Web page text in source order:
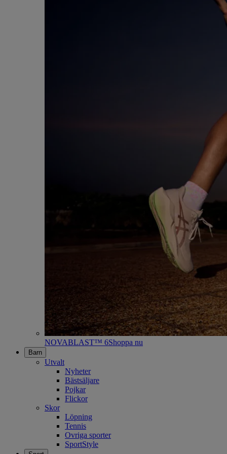
NOVABLAST™ 6Shoppa nu
Barn
Utvalt
Nyheter
Bästsäljare
Pojkar
Flickor
Skor
Löpning
Tennis
Ovriga sporter
SportStyle